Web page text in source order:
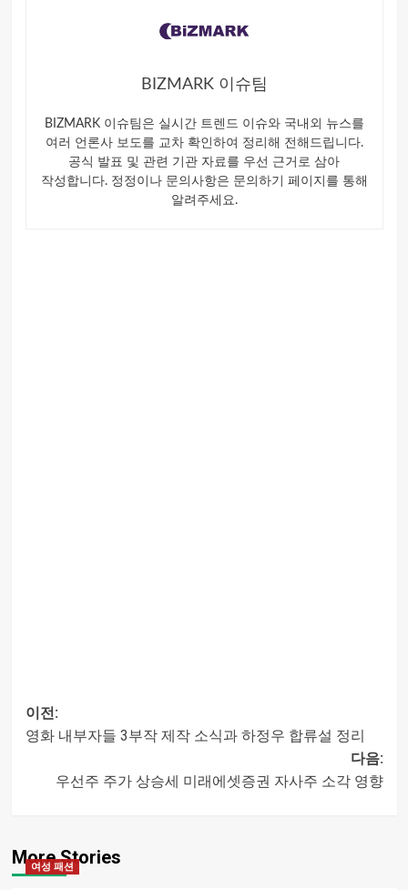
BIZMARK 이슈팀
BIZMARK 이슈팀은 실시간 트렌드 이슈와 국내외 뉴스를
여러 언론사 보도를 교차 확인하여 정리해 전해드립니다.
공식 발표 및 관련 기관 자료를 우선 근거로 삼아
작성합니다. 정정이나 문의사항은 문의하기 페이지를 통해
알려주세요.
내비게이션
이전:
영화 내부자들 3부작 제작 소식과 하정우 합류설 정리
다음:
우선주 주가 상승세 미래에셋증권 자사주 소각 영향
More Stories
여성 패션